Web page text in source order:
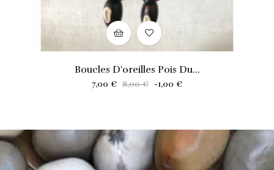
Boucles D'oreilles Pois Du...
Prix
7,00 € Prix
8,00 € -1,00 €